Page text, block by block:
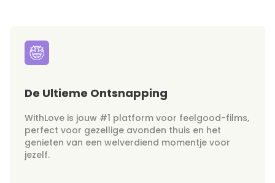
De Ultieme Ontsnapping
WithLove is jouw #1 platform voor feelgood-films,
perfect voor gezellige avonden thuis en het
genieten van een welverdiend momentje voor
jezelf.